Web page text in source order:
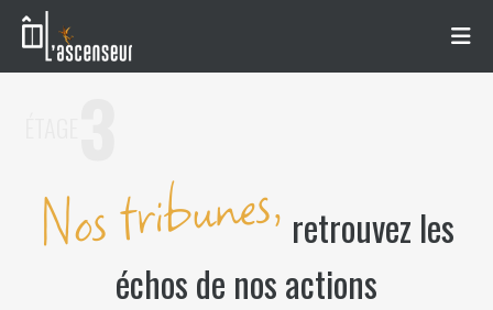
Nos tribunes, retrouvez les
échos de nos actions